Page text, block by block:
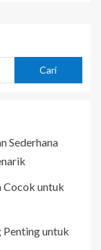
Cari
Sederhana
Cocok untuk
Penting untuk